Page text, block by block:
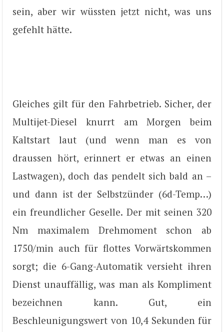
sein, aber wir wüssten jetzt nicht, was uns
gefehlt hätte.
Gleiches gilt für den Fahrbetrieb. Sicher, der
Multijet-Diesel knurrt am Morgen beim
Kaltstart laut (und wenn man es von
draussen hört, erinnert er etwas an einen
Lastwagen), doch das pendelt sich bald an –
und dann ist der Selbstzünder (6d-Temp…)
ein freundlicher Geselle. Der mit seinen 320
Nm maximalem Drehmoment schon ab
1750/min auch für flottes Vorwärtskommen
sorgt; die 6-Gang-Automatik versieht ihren
Dienst unauffällig, was man als Kompliment
bezeichnen kann. Gut, ein
Beschleunigungswert von 10,4 Sekunden für